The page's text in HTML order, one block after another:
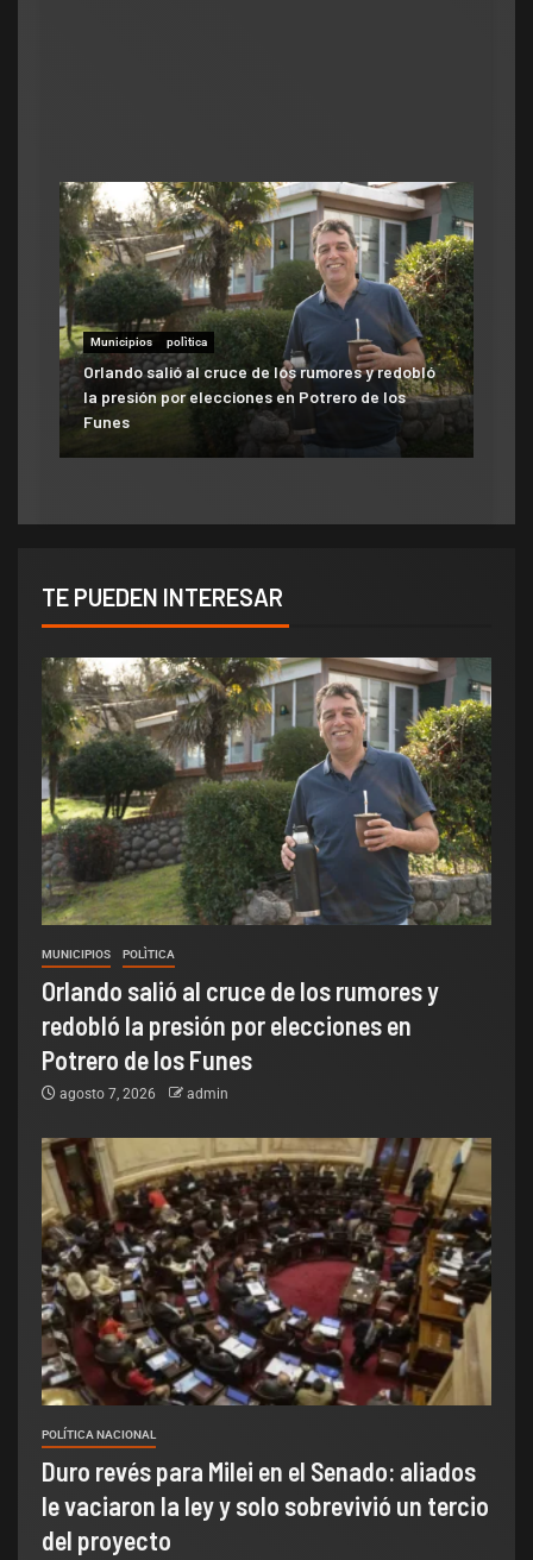
Municipios polìtica
Orlando salió al cruce de los rumores y redobló
la presión por elecciones en Potrero de los
Funes
Municipios
ATE salió con los tapones de punta contra el
aumento del 10% que otorgó la Municipalidad:
«Consolida salarios de pobreza»
TE PUEDEN INTERESAR
MUNICIPIOS POLÌTICA
Orlando salió al cruce de los rumores y
redobló la presión por elecciones en
Potrero de los Funes
agosto 7, 2026 admin
POLÍTICA NACIONAL
Duro revés para Milei en el Senado: aliados
le vaciaron la ley y solo sobrevivió un tercio
del proyecto